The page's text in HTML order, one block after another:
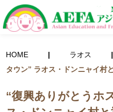
HOME ラオス
タウン” ラオス・ドンニャイ村
“復興ありがとうホ